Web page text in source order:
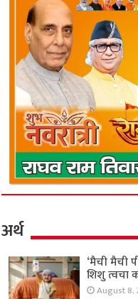
अर्थ
‘मैची मैची
शिशु त्वचा
August 8,